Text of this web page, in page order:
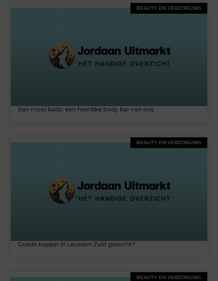
BEAUTY EN VERZORGING
Een mooi kado: een heerlijke body bar van ons
BEAUTY EN VERZORGING
Goede kapper in Leusden Zuid gezocht?
BEAUTY EN VERZORGING